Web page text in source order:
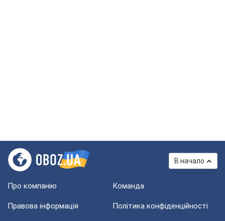
В начало
Про компанію Команда
Правова інформація Політика конфіденційності